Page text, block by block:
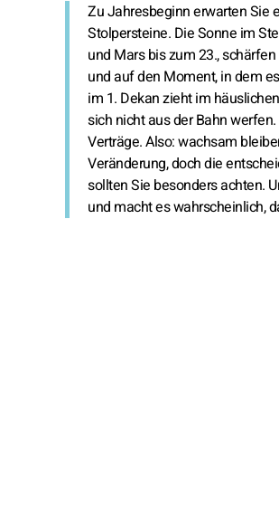
Zu Jahresbeginn erwarten Sie
Stolpersteine. Die Sonne im
und Mars bis zum 23.,
und auf den Moment, in dem
im 1. Dekan zieht im
sich nicht aus der Bahn
Verträge. Also: wachsam
Veränderung, doch die
sollten Sie besonders achten.
und macht es wahrscheinlich,